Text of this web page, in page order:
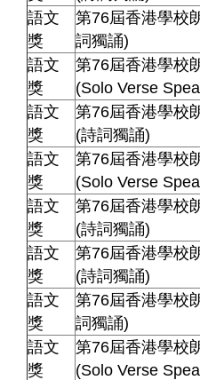
語文
獎
第76屆香港學校
詞獨誦)
語文
獎
第76屆香港學校
(Solo Verse
語文
獎
第76屆香港學校
(詩詞獨誦)
語文
獎
第76屆香港學校
(Solo Verse
語文
獎
第76屆香港學校
(詩詞獨誦)
語文
獎
第76屆香港學校
(詩詞獨誦)
語文
獎
第76屆香港學校
詞獨誦)
語文
獎
第76屆香港學校
(Solo Verse